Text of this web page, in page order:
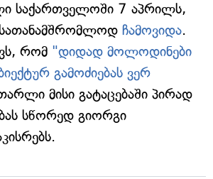
საქართველოში 7 აპრილს,
სათანამშრომლოდ ჩამოვიდა.
რომ "დიდად მოლოდინები
გამოძიებას ვერ
მისი გატაცებაში პირად
სწორედ გიორგი